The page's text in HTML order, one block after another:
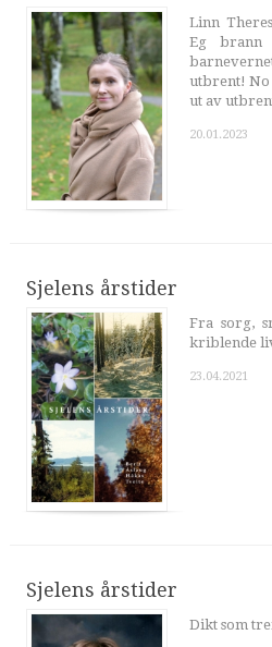
Linn
Eg
utbrent! No
ut av
20.01.2023
Sjelens årstider
Fra sorg,
kriblende
23.04.2021
Sjelens årstider
Dikt som